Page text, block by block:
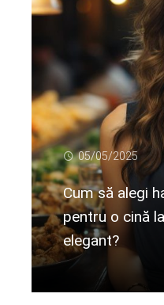
05/05/2025
Cum să alegi
pentru o cină
elegant?
Citeste mai